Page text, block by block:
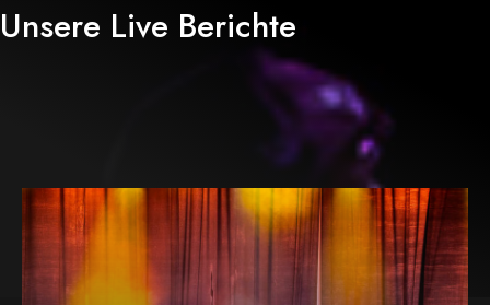
Unsere Live Berichte